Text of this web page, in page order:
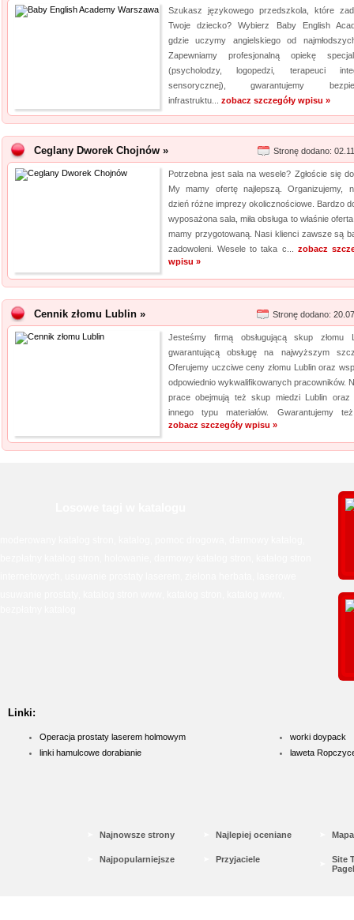
Szukasz językowego przedszkola, które
Twoje dziecko? Wybierz Baby English
gdzie uczymy angielskiego od
Zapewniamy profesjonalną opiekę
(psycholodzy, logopedzi, terapeuci
sensorycznej), gwarantujemy
infrastruktu... zobacz szczegóły wpisu »
Ceglany Dworek Chojnów » Stronę dodano:
Potrzebna jest sala na wesele? Zgłoście się
My mamy ofertę najlepszą. Organizujemy,
dzień różne imprezy okolicznościowe. Bardzo
wyposażona sala, miła obsługa to właśnie
mamy przygotowaną. Nasi klienci zawsze są
zadowoleni. Wesele to taka c... zobacz
wpisu »
Cennik złomu Lublin » Stronę dodano:
Jesteśmy firmą obsługującą skup złomu
gwarantującą obsługę na najwyższym
Oferujemy uczciwe ceny złomu Lublin oraz
odpowiednio wykwalifikowanych pracowników.
prace obejmują też skup miedzi Lublin oraz
innego typu materiałów. Gwarantujemy
zobacz szczegóły wpisu »
Linki:
Operacja prostaty laserem holmowym
linki hamulcowe dorabianie
worki doypack
laweta
Najnowsze strony Najlepiej oceniane
Najpopularniejsze Przyjaciele
Site